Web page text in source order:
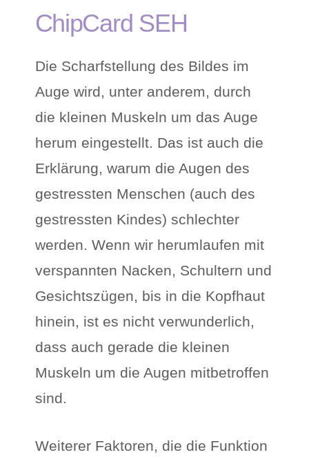
ChipCard SEH
Die Scharfstellung des Bildes im
Auge wird, unter anderem, durch
die kleinen Muskeln um das Auge
herum eingestellt. Das ist auch die
Erklärung, warum die Augen des
gestressten Menschen (auch des
gestressten Kindes) schlechter
werden. Wenn wir herumlaufen mit
verspannten Nacken, Schultern und
Gesichtszügen, bis in die Kopfhaut
hinein, ist es nicht verwunderlich,
dass auch gerade die kleinen
Muskeln um die Augen mitbetroffen
sind.
Weiterer Faktoren, die die Funktion